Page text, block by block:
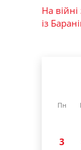
На
із
Пн
3